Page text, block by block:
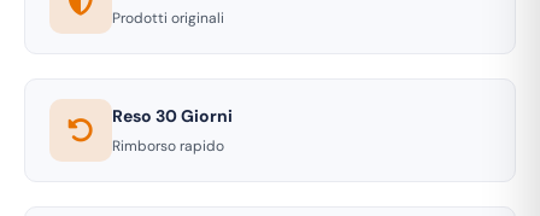
Prodotti originali
Reso 30 Giorni
Rimborso rapido